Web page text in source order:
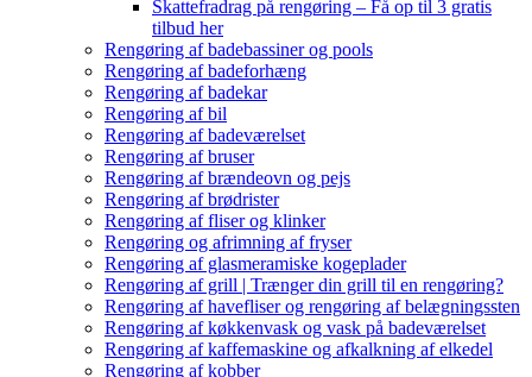
Skattefradrag på rengøring – Få op til 3 gratis
tilbud her
Rengøring af badebassiner og pools
Rengøring af badeforhæng
Rengøring af badekar
Rengøring af bil
Rengøring af badeværelset
Rengøring af bruser
Rengøring af brændeovn og pejs
Rengøring af brødrister
Rengøring af fliser og klinker
Rengøring og afrimning af fryser
Rengøring af glasmeramiske kogeplader
Rengøring af grill | Trænger din grill til en rengøring?
Rengøring af havefliser og rengøring af belægningssten
Rengøring af køkkenvask og vask på badeværelset
Rengøring af kaffemaskine og afkalkning af elkedel
Rengøring af kobber